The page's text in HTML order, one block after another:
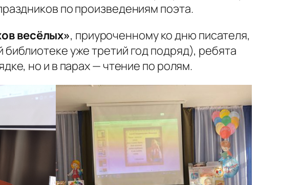
по произведениям поэта.
весёлых», приуроченному ко дню писателя,
уже третий год подряд), ребята
но и в парах — чтение по ролям.